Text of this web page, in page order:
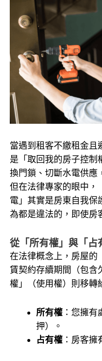
當遇到租客不繳租金且
是「取回我的房子控制
換門鎖、切斷水電供應
但在法律專家的眼中，
電」其實是房東自我保
為都是違法的，即使房
從「所有權」與「占
在法律概念上，房屋的
賃契約存續期間（包含
權」（使用權）則移轉
所有權 ：您擁
押）。
占有權 ：房客擁